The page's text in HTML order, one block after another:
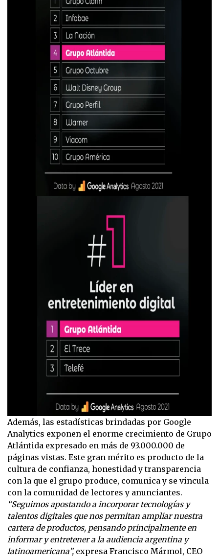
Además, las estadísticas brindadas por Google
Analytics exponen el enorme crecimiento de Grupo
Atlántida expresado en más de 93.000.000 de
páginas vistas. Este gran mérito es producto de la
cultura de confianza, honestidad y transparencia
con la que el grupo produce, comunica y se vincula
con la comunidad de lectores y anunciantes.
“Seguimos apostando a incorporar tecnologías y
talentos digitales que nos permitan ampliar nuestra
cartera de productos, pensando principalmente en
informar y entretener a la audiencia argentina y
latinoamericana”, expresa Francisco Mármol, CEO